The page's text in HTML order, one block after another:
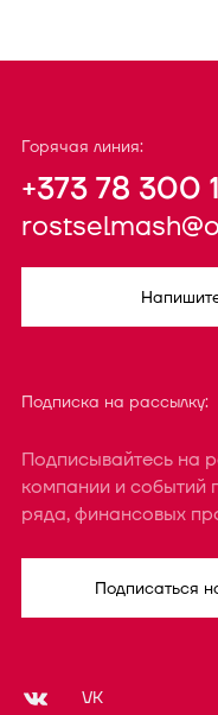
Горячая линия:
+373 78 300
Подписка на рассылку:
Подписывайтесь на
компании и событий
ряда, финансовых
Подписаться
VK